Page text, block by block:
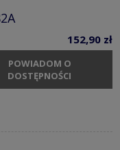
152,90 zł
POWIADOM O
DOSTĘPNOŚCI